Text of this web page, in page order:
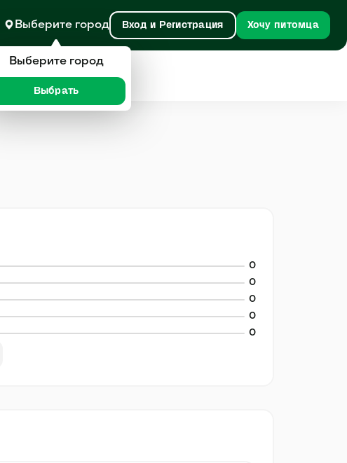
Выберите город Вход и Регистрация Хочу питомца
0
0
0
0
0
Выберите город
Выбрать